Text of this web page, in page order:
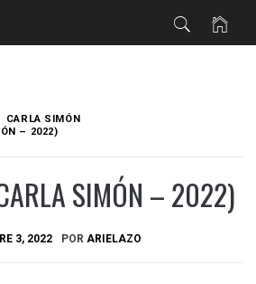
CARLA SIMÓN
– 2022)
SIMÓN – 2022)
3, 2022 POR ARIELAZO